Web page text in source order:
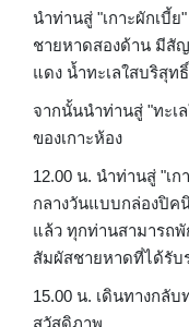
นำท่านสู่ "เกาะผักเบี้ย
ชายหาดสองด้าน มีสั
แดง น้ำทะเลใสบริสุ
จากนั้นนำท่านสู่ "ทะเ
ของเกาะห้อง
12.00 น. นำท่านสู่ "เก
กลางวันแบบกล่องปิค
แล้ว ทุกท่านสามารถ
สัมผัสชายหาดที่ได้รับ
15.00 น. เดินทางกลับ
สวัสดิภาพ